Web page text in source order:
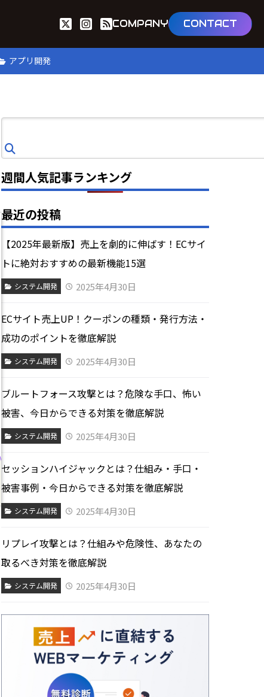
COMPANY CONTACT
アプリ開発
索
週間人気記事ランキング
最近の投稿
【2025年最新版】売上を劇的に伸ばす！ECサイ
トに絶対おすすめの最新機能15選
システム開発 2025年4月30日
ECサイト売上UP！クーポンの種類・発行方法・
成功のポイントを徹底解説
システム開発 2025年4月30日
ブルートフォース攻撃とは？危険な手口、怖い
被害、今日からできる対策を徹底解説
システム開発 2025年4月30日
セッションハイジャックとは？仕組み・手口・
被害事例・今日からできる対策を徹底解説
システム開発 2025年4月30日
リプレイ攻撃とは？仕組みや危険性、あなたの
取るべき対策を徹底解説
システム開発 2025年4月30日